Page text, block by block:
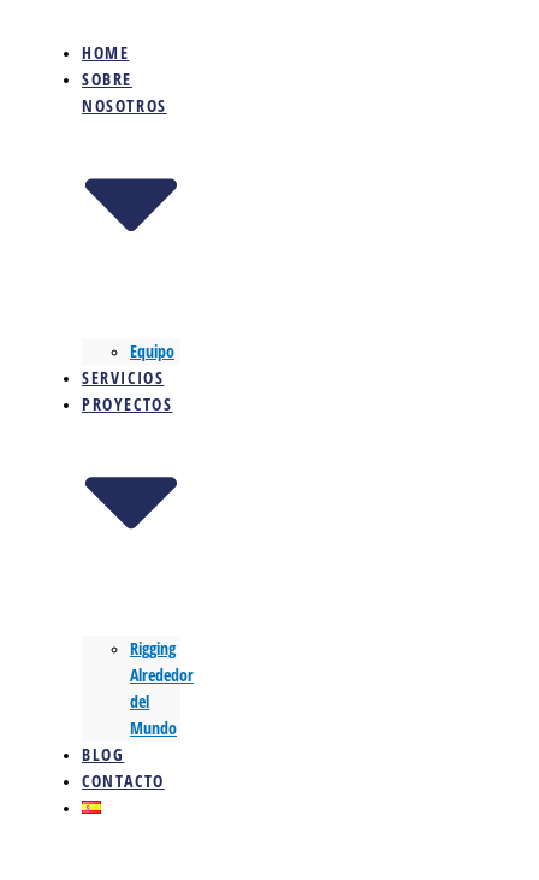
HOME
SOBRE
NOSOTROS
Equipo
SERVICIOS
PROYECTOS
Rigging
Alrededor
del
Mundo
BLOG
CONTACTO